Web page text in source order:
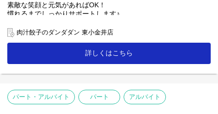
素敵な笑顔と元気があればOK！
慣れるまでしっかりサポートします♪
【ホール】
「何もつけないで食べられるようになっていますので、
「肉汁焼餃子」を提供する時は、こんな説明を！
お客様との距離、めっちゃ近いので接客を楽しんで下さいね♪
【キッチン】
未経験者の方にも無理なくスタートできる簡単な調理がメイン！
人気の「肉汁焼餃子」も上手に焼ける様に！
肉汁餃子のダンダダン 東小金井店
詳しくはこちら
パート・アルバイト パート アルバイト